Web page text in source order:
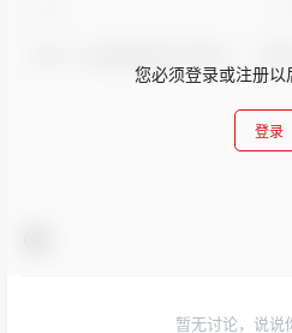
您必须登录或注册以
登录
暂无讨论，说说